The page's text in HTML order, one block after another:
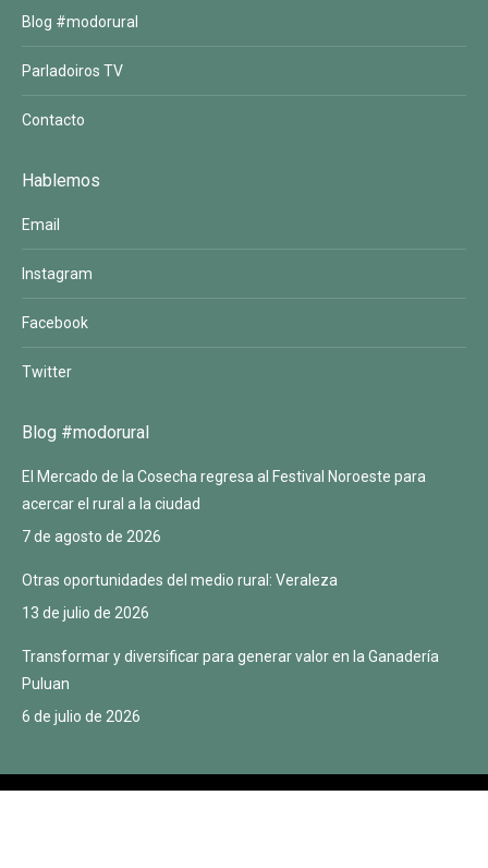
Blog #modorural
Parladoiros TV
Contacto
Hablemos
Email
Instagram
Facebook
Twitter
Blog #modorural
El Mercado de la Cosecha regresa al Festival Noroeste para
acercar el rural a la ciudad
7 de agosto de 2026
Otras oportunidades del medio rural: Veraleza
13 de julio de 2026
Transformar y diversificar para generar valor en la Ganadería
Puluan
6 de julio de 2026